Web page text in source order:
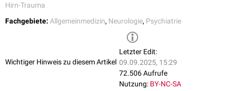
Hirn-Trauma
Fachgebiete: Allgemeinmedizin, Neurologie, Psychiatrie
Wichtiger Hinweis zu diesem Artikel
Letzter Edit:
09.09.2025, 15:29
72.506 Aufrufe
Nutzung: BY-NC-SA